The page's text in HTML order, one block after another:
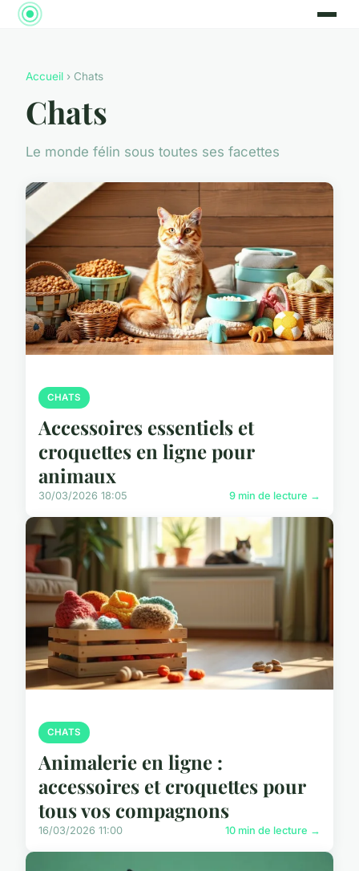
Accueil › Chats
Chats
Le monde félin sous toutes ses facettes
CHATS
Accessoires essentiels et
croquettes en ligne pour
animaux
30/03/2026 18:05 9 min de lecture →
CHATS
Animalerie en ligne :
accessoires et croquettes pour
tous vos compagnons
16/03/2026 11:00 10 min de lecture →